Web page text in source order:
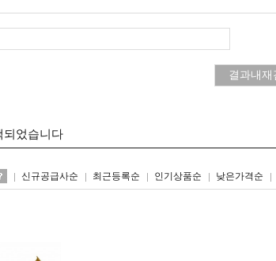
되었습니다
신규공급사순 최근등록순 인기상품순 낮은가격순
리스트형갤러리형